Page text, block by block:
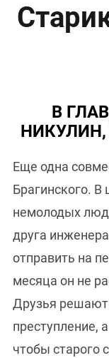
В
НИКУЛИН,
Еще одна
Брагинского.
немолодых
друга
отправить на
месяца он не
Друзья решают
преступление,
чтобы старого